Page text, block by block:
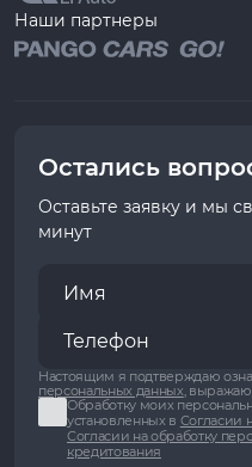
Наши партнеры
Остались
Оставьте заявку и мы
минут
Настоящим я подтверждаю
персональных данных, выражаю
Обработку моих
установленных в Согласии
Согласии на обработку
кредитования